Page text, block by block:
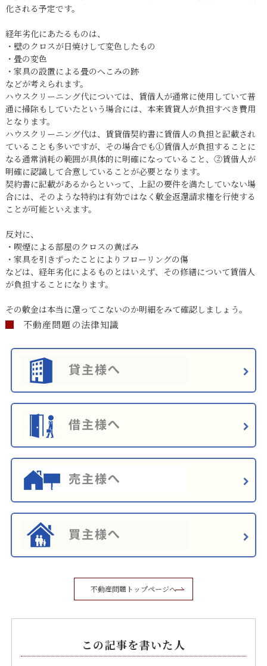
化される予定です。
経年劣化にあたるものは、
・壁のクロスが日焼けして変色したもの
・畳の変色
・家具の設置による畳のへこみの跡
などが考えられます。
ハウスクリーニング代については、賃借人が通常に使用していて普
通に掃除もしていたという場合には、本来賃貸人が負担すべき費用
となります。
ハウスクリーニング代は、賃貸借契約書に賃借人の負担と記載され
ていることも多いですが、その場合でも①賃借人が負担することに
なる通常消耗の範囲が具体的に明確になっていること、②賃借人が
明確に認識して合意していることが必要となります。
契約書に記載があるからといって、上記の要件を満たしていない場
合には、そのような特約は有効ではなく敷金返還請求権を行使する
ことが可能といえます。
反対に、
・喫煙による部屋のクロスの黄ばみ
・家具を引きずったことによりフローリングの傷
などは、経年劣化によるものとはいえず、その修繕について賃借人
が負担することになります。
その敷金は本当に還ってこないのか明細をみて確認しましょう。
不動産問題の法律知識
不動産問題トップページへ
この記事を書いた人